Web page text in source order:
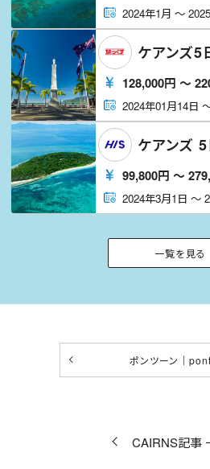
2024年1月 〜
ケアンズ5
128,000円 〜
2024年01月14日
ケアンズ
99,800円 〜
2024年3月1日 〜
一覧を見る
ポンツーン｜
CAIRNS記事